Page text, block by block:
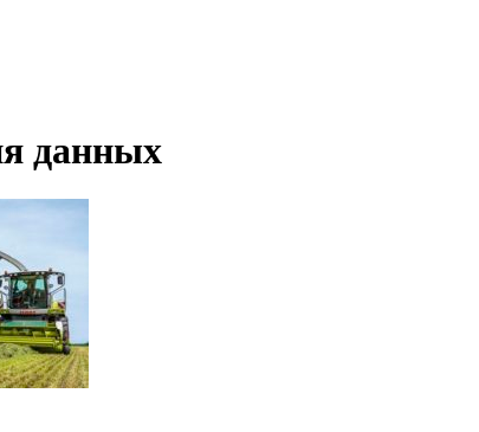
данных